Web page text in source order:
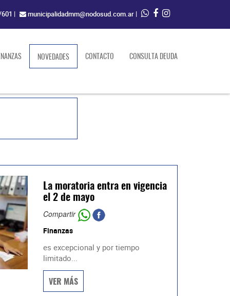
| municipalidadmm@nodosud.com.ar |
NOVEDADES(current)CONTACTO CONSULTA DEUDA
La moratoria entra en vigencia
el 2 de mayo
Compartir
Finanzas
es excepcional y por tiempo
limitado...
VER MÁS